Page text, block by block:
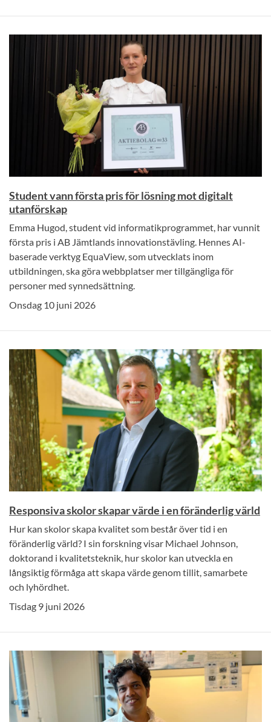
Student vann första pris för lösning mot digitalt
utanförskap
Emma Hugod, student vid informatikprogrammet, har vunnit
första pris i AB Jämtlands innovationstävling. Hennes AI-
baserade verktyg EquaView, som utvecklats inom
utbildningen, ska göra webbplatser mer tillgängliga för
personer med synnedsättning.
Onsdag 10 juni 2026
Responsiva skolor skapar värde i en föränderlig värld
Hur kan skolor skapa kvalitet som består över tid i en
föränderlig värld? I sin forskning visar Michael Johnson,
doktorand i kvalitetsteknik, hur skolor kan utveckla en
långsiktig förmåga att skapa värde genom tillit, samarbete
och lyhördhet.
Tisdag 9 juni 2026